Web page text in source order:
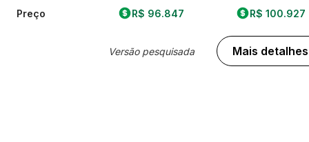
Preço R$ 96.847
Versão pesquisada
R$ 100.927
Mais detalhes